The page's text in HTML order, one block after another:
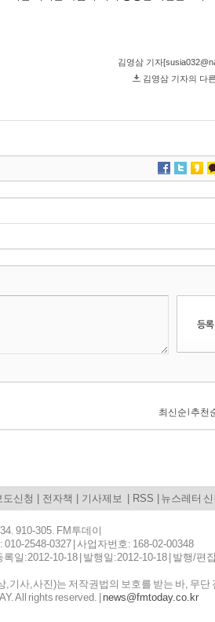
도신청 전자책 기사제보 RSS 뉴스레터 신
910-305. FM투데이
2548-0327 | 사업자번호: 168-02-00348
록일:2012-10-18 | 발행일:2012-10-18 | 발행/
,기사,사진)는 저작권법의 보호를 받는 바, 무단
All rights reserved. | news@fmtoday.co.kr